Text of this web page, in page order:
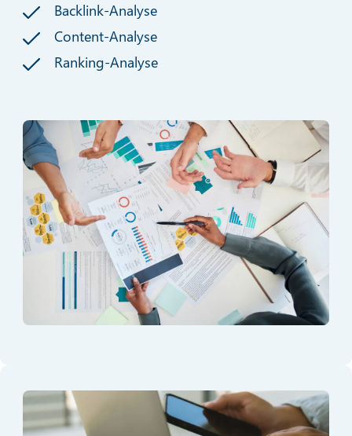
Backlink-Analyse
Content-Analyse
Ranking-Analyse